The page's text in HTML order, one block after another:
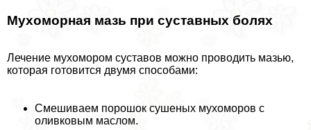
Мухоморная мазь при суставных болях
Лечение мухомором суставов можно проводить мазью,
которая готовится двумя способами:
Смешиваем порошок сушеных мухоморов с
оливковым маслом.